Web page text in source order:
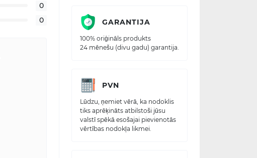
0
0
GARANTIJA
100% oriģināls produkts
24 mēnešu (divu gadu) garantija.
PVN
Lūdzu, ņemiet vērā, ka nodoklis
tiks aprēķināts atbilstoši jūsu
valstī spēkā esošajai pievienotās
vērtības nodokļa likmei.